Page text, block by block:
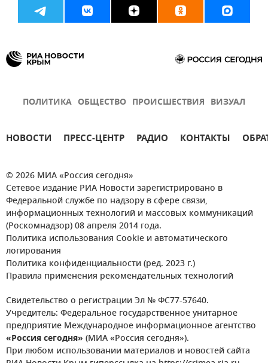
ПОЛИТИКА ОБЩЕСТВО ПРОИСШЕСТВИЯ ВИЗУАЛ
НОВОСТИ ПРЕСС-ЦЕНТР РАДИО КОНТАКТЫ
© 2026 МИА «Россия сегодня»
Сетевое издание РИА Новости зарегистрировано в
Федеральной службе по надзору в сфере связи,
информационных технологий и массовых коммуникаций
(Роскомнадзор) 08 апреля 2014 года.
Политика использования Cookie и автоматического
логирования
Политика конфиденциальности (ред. 2023 г.)
Правила применения рекомендательных технологий
Свидетельство о регистрации Эл № ФС77-57640.
Учредитель: Федеральное государственное унитарное
предприятие Международное информационное агентство
«Россия сегодня» (МИА «Россия сегодня»).
При любом использовании материалов и новостей сайта